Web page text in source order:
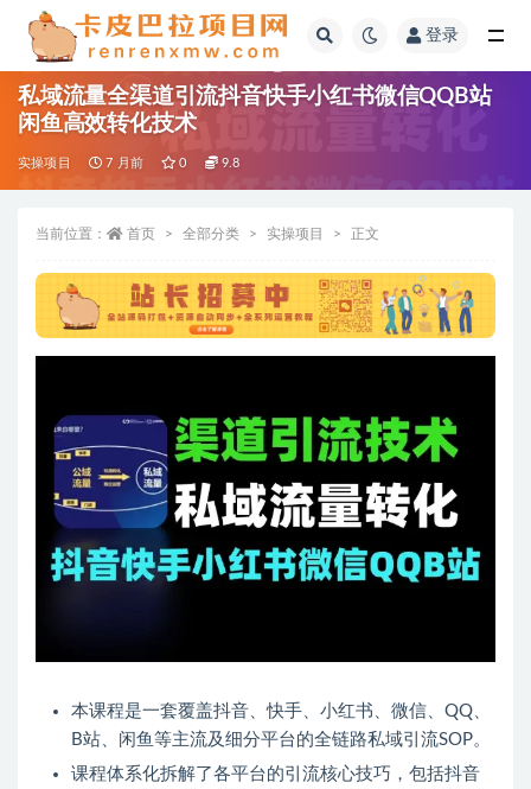
登录
私域流量全渠道引流抖音快手小红书微信QQB站
闲鱼高效转化技术
实操项目 7 月前 0 9.8
当前位置： 首页 全部分类 实操项目 正文
本课程是一套覆盖抖音、快手、小红书、微信、QQ、
B站、闲鱼等主流及细分平台的全链路私域引流SOP。
课程体系化拆解了各平台的引流核心技巧，包括抖音
全部